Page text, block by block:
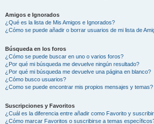
Amigos e Ignorados
¿Qué es la lista de Mis Amigos e Ignorados?
¿Cómo se puede añadir o borrar usuarios de mi lista de
Búsqueda en los foros
¿Cómo se puede buscar en uno o varios foros?
¿Por qué mi búsqueda me devuelve ningún resultado?
¿Por qué mi búsqueda me devuelve una página en blanco?
¿Cómo busco usuarios?
¿Como se puede encontrar mis propios mensajes y temas?
Suscripciones y Favoritos
¿Cuál es la diferencia entre añadir como Favorito y
¿Cómo marcar Favoritos o suscribirse a temas